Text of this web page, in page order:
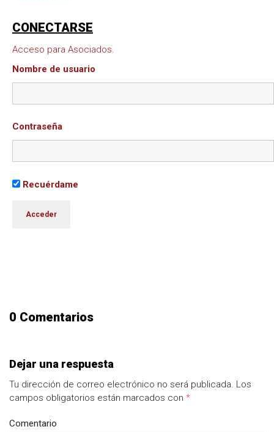
CONECTARSE
Acceso para Asociados.
Nombre de usuario
Contraseña
Recuérdame
0 Comentarios
Dejar una respuesta
Tu dirección de correo electrónico no será publicada. Los
campos obligatorios están marcados con *
Comentario